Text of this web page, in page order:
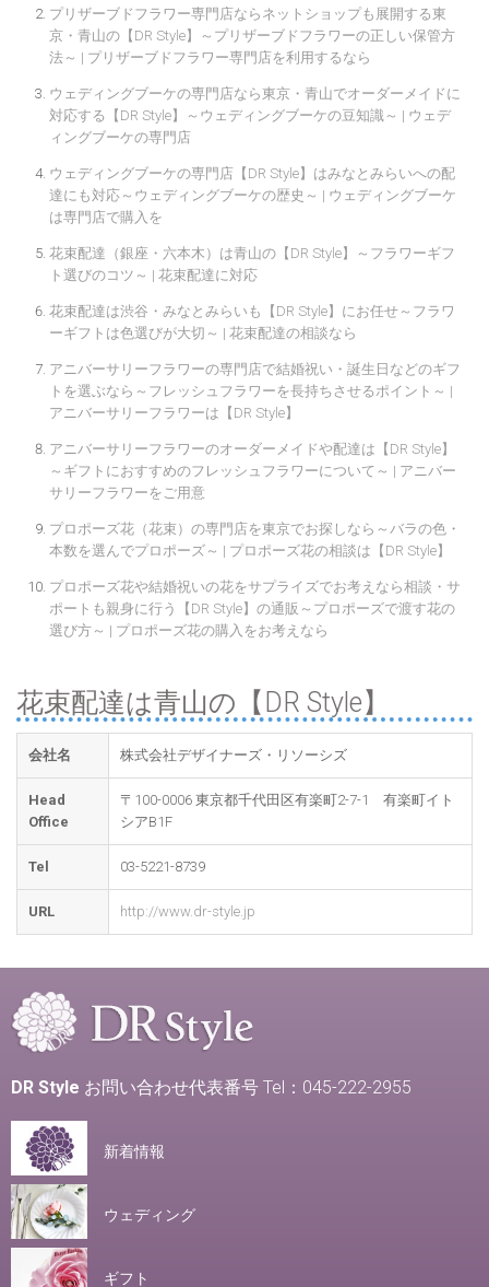
プリザーブドフラワー専門店ならネットショップも展開する東
京・青山の【DR Style】～プリザーブドフラワーの正しい保管方
法～ | プリザーブドフラワー専門店を利用するなら
ウェディングブーケの専門店なら東京・青山でオーダーメイドに
対応する【DR Style】～ウェディングブーケの豆知識～ | ウェデ
ィングブーケの専門店
ウェディングブーケの専門店【DR Style】はみなとみらいへの配
達にも対応～ウェディングブーケの歴史～ | ウェディングブーケ
は専門店で購入を
花束配達（銀座・六本木）は青山の【DR Style】～フラワーギフ
ト選びのコツ～ | 花束配達に対応
花束配達は渋谷・みなとみらいも【DR Style】にお任せ～フラワ
ーギフトは色選びが大切～ | 花束配達の相談なら
アニバーサリーフラワーの専門店で結婚祝い・誕生日などのギフ
トを選ぶなら～フレッシュフラワーを長持ちさせるポイント～ |
アニバーサリーフラワーは【DR Style】
アニバーサリーフラワーのオーダーメイドや配達は【DR Style】
～ギフトにおすすめのフレッシュフラワーについて～ | アニバー
サリーフラワーをご用意
プロポーズ花（花束）の専門店を東京でお探しなら～バラの色・
本数を選んでプロポーズ～ | プロポーズ花の相談は【DR Style】
プロポーズ花や結婚祝いの花をサプライズでお考えなら相談・サ
ポートも親身に行う【DR Style】の通販～プロポーズで渡す花の
選び方～ | プロポーズ花の購入をお考えなら
花束配達は青山の【DR Style】
会社名 株式会社デザイナーズ・リソーシズ
Head
Office
〒100-0006 東京都千代田区有楽町2-7-1 有楽町イト
シアB1F
Tel 03-5221-8739
URL http://www.dr-style.jp
DR Style お問い合わせ代表番号 Tel：045-222-2955
新着情報
ウェディング
ギフト